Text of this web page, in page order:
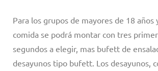
Para los grupos de mayores de 18 años
comida se podrá montar con tres
segundos a elegir, mas bufett de
desayunos tipo bufett. Los desayunos,